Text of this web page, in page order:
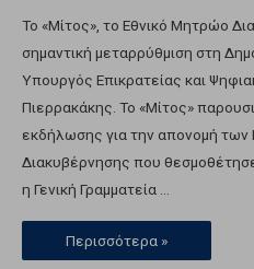
Το «Μίτος», το Εθνικό Μητρώο
σημαντική μεταρρύθμιση στη
Υπουργός Επικρατείας και
Πιερρακάκης. Το «Μίτος»
εκδήλωσης για την απονομή
Διακυβέρνησης που
η Γενική Γραμματεία …
Περισσότερα »